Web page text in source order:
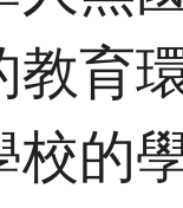
教育
校的